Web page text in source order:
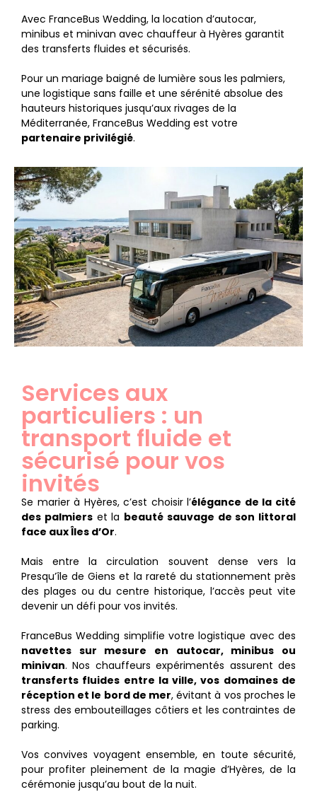
Avec FranceBus Wedding, la location d’autocar,
minibus et minivan avec chauffeur à Hyères garantit
des transferts fluides et sécurisés.
Pour un mariage baigné de lumière sous les palmiers,
une logistique sans faille et une sérénité absolue des
hauteurs historiques jusqu’aux rivages de la
Méditerranée, FranceBus Wedding est votre
partenaire privilégié.
Services aux
particuliers : un
transport fluide et
sécurisé pour vos
invités
Se marier à Hyères, c’est choisir l’élégance de la cité
des palmierset la beauté sauvage de son littoral
face aux Îles d’Or.
Mais entre la circulation souvent dense vers la
Presqu’île de Giens et la rareté du stationnement près
des plages ou du centre historique, l’accès peut vite
devenir un défi pour vos invités.
FranceBus Wedding simplifie votre logistique avec des
navettes sur mesure en autocar, minibus ou
minivan. Nos chauffeurs expérimentés assurent des
transferts fluides entre la ville, vos domaines de
réception et le bord de mer, évitant à vos proches le
stress des embouteillages côtiers et les contraintes de
parking.
Vos convives voyagent ensemble, en toute sécurité,
pour profiter pleinement de la magie d’Hyères, de la
cérémonie jusqu’au bout de la nuit.